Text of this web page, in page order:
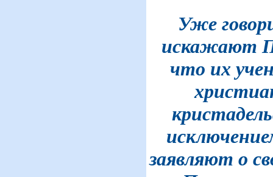
Уже
искажают
что их
заявляют о